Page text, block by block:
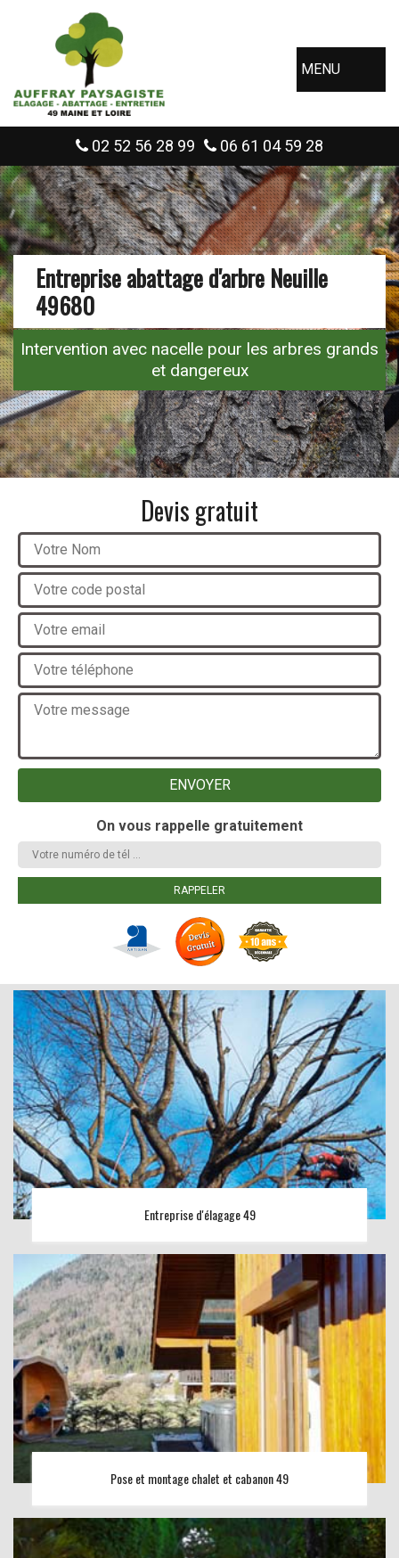
MENU
02 52 56 28 99 06 61 04 59 28
Entreprise abattage d'arbre Neuille
49680
Intervention avec nacelle pour les arbres grands
et dangereux
Devis gratuit
On vous rappelle gratuitement
Entreprise d'élagage 49
Pose et montage chalet et cabanon 49